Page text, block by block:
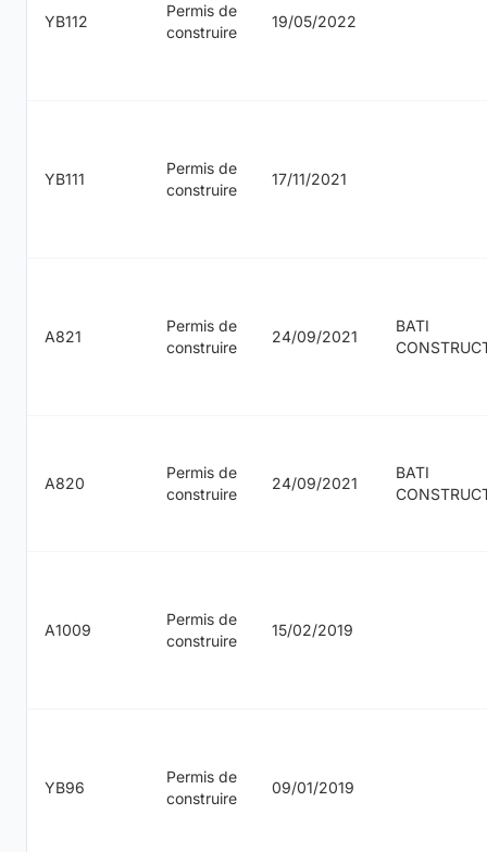
YB112
Permis de
construire
19/05/2022
YB111
Permis de
construire
17/11/2021
A821
Permis de
construire
24/09/2021
BATI
A820
Permis de
construire
24/09/2021
BATI
A1009
Permis de
construire
15/02/2019
YB96
Permis de
construire
09/01/2019